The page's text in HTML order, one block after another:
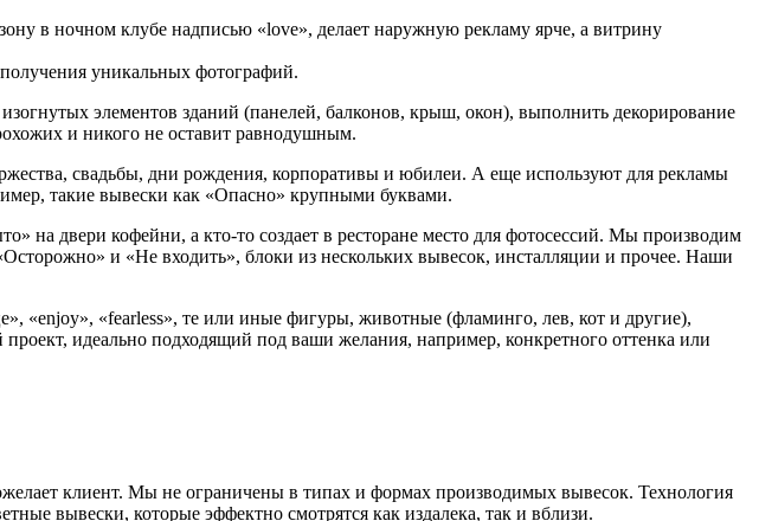
в ночном клубе надписью «love», делает наружную рекламу ярче, а витрину
уникальных фотографий.
элементов зданий (панелей, балконов, крыш, окон), выполнить декорирование
и никого не оставит равнодушным.
свадьбы, дни рождения, корпоративы и юбилеи. А еще используют для рекламы
такие вывески как «Опасно» крупными буквами.
на двери кофейни, а кто-то создает в ресторане место для фотосессий. Мы производим
и «Не входить», блоки из нескольких вывесок, инсталляции и прочее. Наши
«enjoy», «fearless», те или иные фигуры, животные (фламинго, лев, кот и другие),
идеально подходящий под ваши желания, например, конкретного оттенка или
клиент. Мы не ограничены в типах и формах производимых вывесок. Технология
вывески, которые эффектно смотрятся как издалека, так и вблизи.